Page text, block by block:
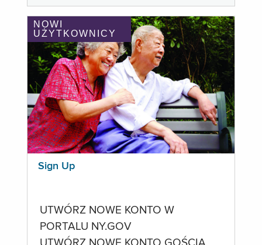
NOWI
UŻYTKOWNICY
Sign Up
UTWÓRZ NOWE KONTO W
PORTALU NY.GOV